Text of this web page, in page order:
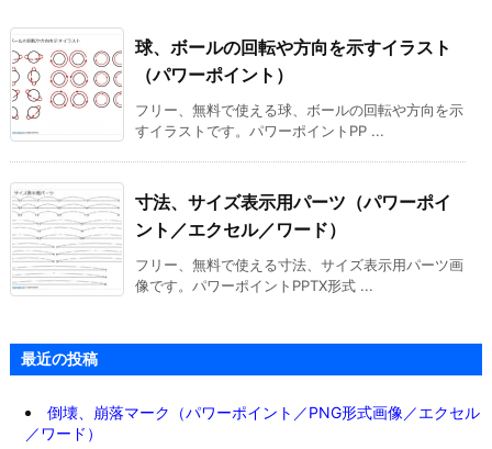
球、ボールの回転や方向を示すイラスト
（パワーポイント）
フリー、無料で使える球、ボールの回転や方向を示
すイラストです。パワーポイントPP ...
寸法、サイズ表示用パーツ（パワーポイ
ント／エクセル／ワード）
フリー、無料で使える寸法、サイズ表示用パーツ画
像です。パワーポイントPPTX形式 ...
最近の投稿
倒壊、崩落マーク（パワーポイント／PNG形式画像／エクセル
／ワード）